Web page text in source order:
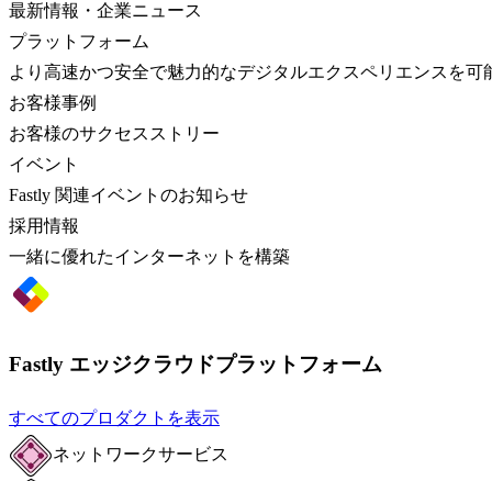
最新情報・企業ニュース
プラットフォーム
より高速かつ安全で魅力的なデジタルエクスペリエンスを可
お客様事例
お客様のサクセスストリー
イベント
Fastly 関連イベントのお知らせ
採用情報
一緒に優れたインターネットを構築
Fastly エッジクラウドプラットフォーム
すべてのプロダクトを表示
ネットワークサービス